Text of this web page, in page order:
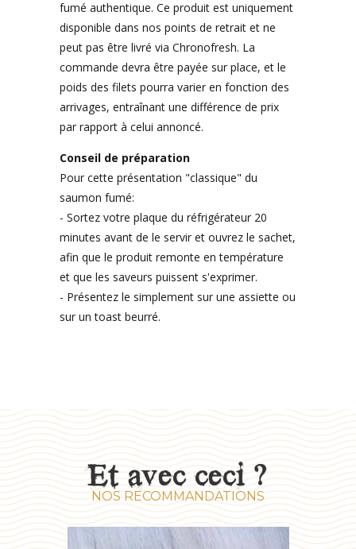
fumé authentique. Ce produit est uniquement
disponible dans nos points de retrait et ne
peut pas être livré via Chronofresh. La
commande devra être payée sur place, et le
poids des filets pourra varier en fonction des
arrivages, entraînant une différence de prix
par rapport à celui annoncé.
Conseil de préparation
Pour cette présentation "classique" du
saumon fumé:
- Sortez votre plaque du réfrigérateur 20
minutes avant de le servir et ouvrez le sachet,
afin que le produit remonte en température
et que les saveurs puissent s'exprimer.
- Présentez le simplement sur une assiette ou
sur un toast beurré.
Et avec ceci ?
NOS RECOMMANDATIONS